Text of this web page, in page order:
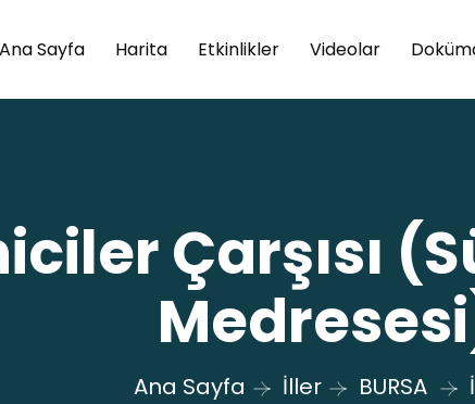
Ana Sayfa Harita Etkinlikler Videolar
Çarşısı
Ana Sayfa İller BURSA